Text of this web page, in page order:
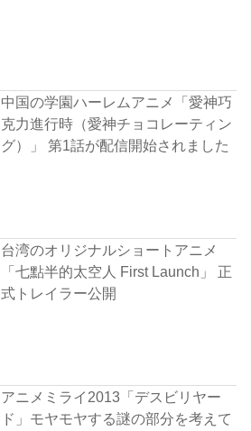
中国の学園ハーレムアニメ「愛神巧
克力進行時（愛神チョコレーティン
グ）」 第1話が配信開始されました
台湾のオリジナルショートアニメ
「七點半的太空人 First Launch」 正
式トレイラー公開
アニメミライ2013「デスビリヤー
ド」モヤモヤする謎の部分を考えて